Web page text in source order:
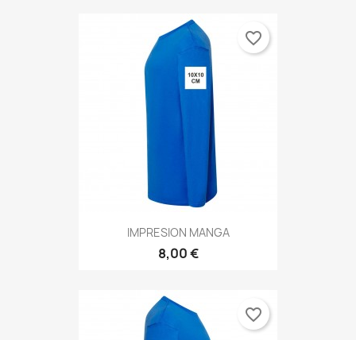
IMPRESION MANGA
8,00 €
favorite_border
favorite_border